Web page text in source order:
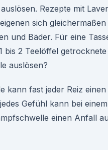
Rezepte mit
sich
und Bäder. Für eine
bis 2 Teelöffel
auslösen?
kann fast jeder Reiz
Gefühl kann bei
einen Anfall